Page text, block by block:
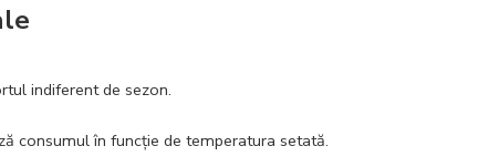
indiferent de sezon.
consumul în funcție de temperatura setată.